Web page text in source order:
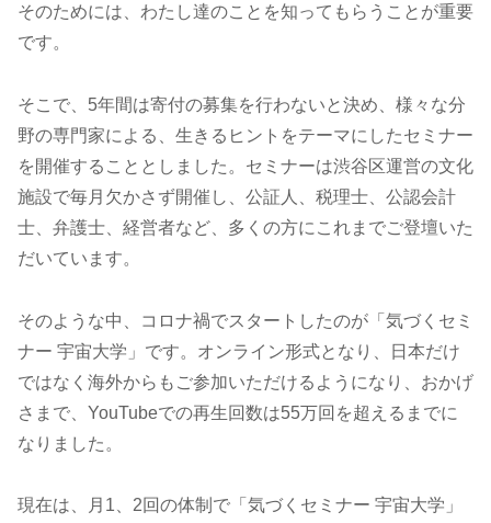
2025年1月
2025年1月 横浜未来機構YOXOフェスティバルに出展
2025年1月 「宇宙検定」準備室設置
2025年1月 宇宙検定のキャラクター「うちゅケン君」発表
2025年1月
2024年12月 iSIO宇宙産業機構 会員制度発足
2024年9月 弁護士法人ＧＶＡ法律事務所 本間 由美子氏が法律
そのためには、わたし達のことを知ってもらうことが重要
です。
そこで、5年間は寄付の募集を行わないと決め、様々な分
野の専門家による、生きるヒントをテーマにしたセミナー
を開催することとしました。セミナーは渋谷区運営の文化
施設で毎月欠かさず開催し、公証人、税理士、公認会計
士、弁護士、経営者など、多くの方にこれまでご登壇いた
だいています。
そのような中、コロナ禍でスタートしたのが「気づくセミ
ナー 宇宙大学」です。オンライン形式となり、日本だけ
ではなく海外からもご参加いただけるようになり、おかげ
さまで、YouTubeでの再生回数は55万回を超えるまでに
なりました。
現在は、月1、2回の体制で「気づくセミナー 宇宙大学」